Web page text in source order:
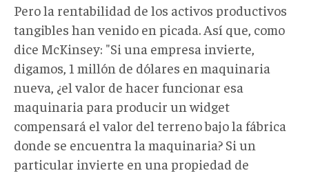
Pero la rentabilidad de los activos productivos
tangibles han venido en picada. Así que, como
dice McKinsey: "Si una empresa invierte,
digamos, 1 millón de dólares en maquinaria
nueva, ¿el valor de hacer funcionar esa
maquinaria para producir un widget
compensará el valor del terreno bajo la fábrica
donde se encuentra la maquinaria? Si un
particular invierte en una propiedad de